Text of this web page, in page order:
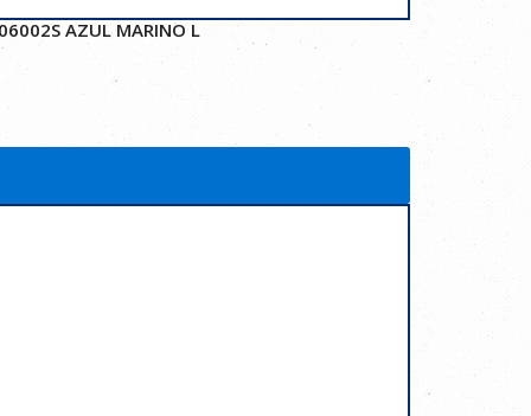
AZUL MARINO L